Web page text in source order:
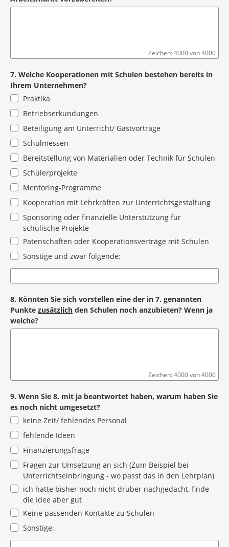
Zeichen: 4000 von 4000
7. Welche Kooperationen mit Schulen bestehen bereits in
Ihrem Unternehmen?
Praktika
Betriebserkundungen
Beteiligung am Unterricht/ Gastvorträge
Schulmessen
Bereitstellung von Materialien oder Technik für Schulen
Schülerprojekte
Mentoring-Programme
Kooperation mit Lehrkräften zur Unterrichtsgestaltung
Sponsoring oder finanzielle Unterstützung für
schulische Projekte
Patenschaften oder Kooperationsverträge mit Schulen
Sonstige und zwar folgende:
8. Könnten Sie sich vorstellen eine der in 7. genannten
Punkte zusätzlich den Schulen noch anzubieten? Wenn ja
welche?
Zeichen: 4000 von 4000
9. Wenn Sie 8. mit ja beantwortet haben, warum haben Sie
es noch nicht umgesetzt?
keine Zeit/ fehlendes Personal
fehlende Ideen
Finanzierungsfrage
Fragen zur Umsetzung an sich (Zum Beispiel bei
Unterrichtseinbringung - wo passt das in den Lehrplan)
ich hatte bisher noch nicht drüber nachgedacht, finde
die Idee aber gut
Keine passenden Kontakte zu Schulen
Sonstige: